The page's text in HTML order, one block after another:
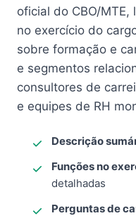
oficial do CBO/
no exercício do
sobre formação e
e segmentos
consultores de
e equipes de RH
Descrição
Funções no
detalhadas
Perguntas de